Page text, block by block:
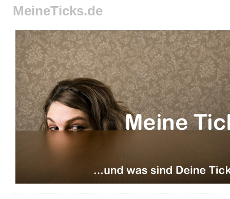
MeineTicks.de